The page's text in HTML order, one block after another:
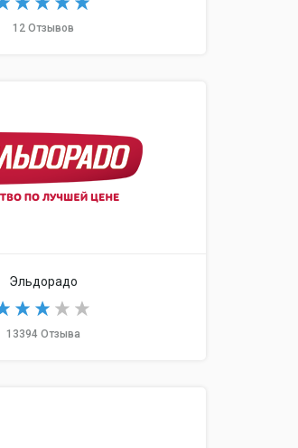
12 Отзывов
Эльдорадо
13394 Отзыва